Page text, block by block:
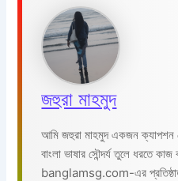
জহুরা মাহমুদ
আমি জহুরা মাহমুদ একজন ক্যাপশন
বাংলা ভাষার সৌন্দর্য তুলে ধরতে কাজ
banglamsg.com-এর